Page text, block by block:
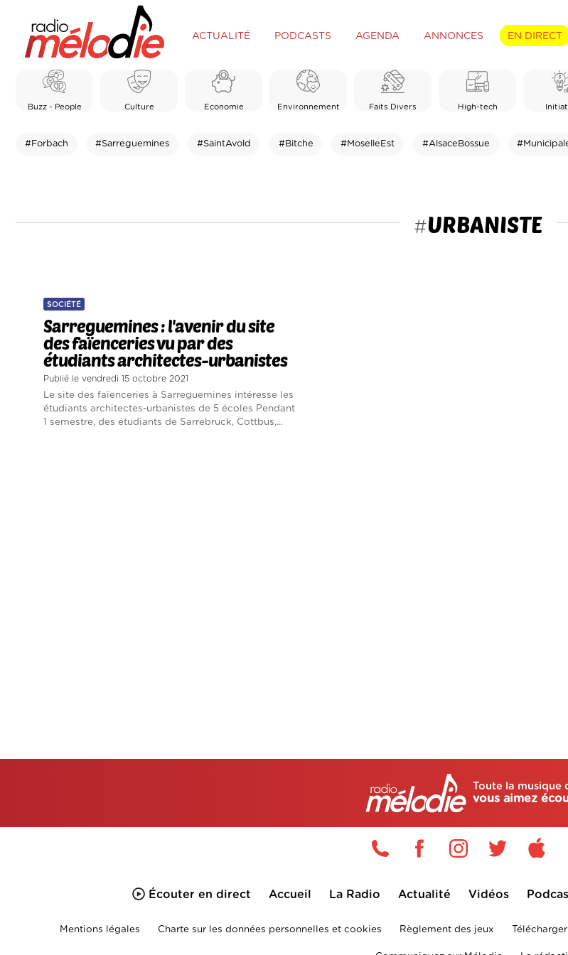
ACTUALITÉ PODCASTS AGENDA ANNONCES EN DIRECT
Buzz - People Culture Economie Environnement Faits Divers High-tech
#Forbach #Sarreguemines #SaintAvold #Bitche #MoselleEst #AlsaceBossue
#URBANISTE
SOCIÉTÉ
Sarreguemines : l'avenir du site
des faïenceries vu par des
étudiants architectes-urbanistes
Publié le vendredi 15 octobre 2021
Le site des faïenceries à Sarreguemines intéresse les
étudiants architectes-urbanistes de 5 écoles Pendant
1 semestre, des étudiants de Sarrebruck, Cottbus,...
Toute la musique
vous aimez
Écouter en direct Accueil La Radio Actualité Vidéos
Mentions légales Charte sur les données personnelles et cookies Règlement des jeux